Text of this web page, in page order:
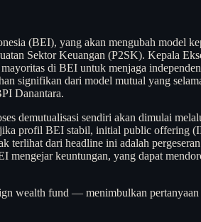
(BEI), yang akan mengubah model
Sektor Keuangan (P2SK). Kepala
di BEI untuk menjaga
signifikan dari model mutual yang
Danantara.
demutualisasi sendiri akan dimulai
profil BEI stabil, initial public offering
dari headline ini adalah
keuntungan, yang dapat
wealth fund — menimbulkan pertanyaan